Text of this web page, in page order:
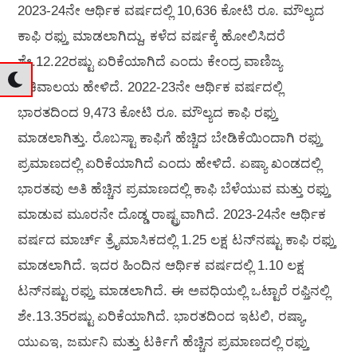
2023-24ನೇ ಆರ್ಥಿಕ ವರ್ಷದಲ್ಲಿ 10,636 ಕೋಟಿ ರೂ. ಮೌಲ್ಯದ
ಕಾಫಿ ರಫ್ತು ಮಾಡಲಾಗಿದ್ದು, ಕಳೆದ ವರ್ಷಕ್ಕೆ ಹೋಲಿಸಿದರೆ
ಶೇ.12.22ರಷ್ಟು ಏರಿಕೆಯಾಗಿದೆ ಎಂದು ಕೇಂದ್ರ ವಾಣಿಜ್ಯ
ಸಚಿವಾಲಯ ಹೇಳಿದೆ. 2022-23ನೇ ಆರ್ಥಿಕ ವರ್ಷದಲ್ಲಿ
ಭಾರತದಿಂದ 9,473 ಕೋಟಿ ರೂ. ಮೌಲ್ಯದ ಕಾಫಿ ರಫ್ತು
ಮಾಡಲಾಗಿತ್ತು. ರೊಬಸ್ಟಾ ಕಾಫಿಗೆ ಹೆಚ್ಚಿದ ಬೇಡಿಕೆಯಿಂದಾಗಿ ರಫ್ತು
ಪ್ರಮಾಣದಲ್ಲಿ ಏರಿಕೆಯಾಗಿದೆ ಎಂದು ಹೇಳಿದೆ. ಏಷ್ಯಾ ಖಂಡದಲ್ಲಿ
ಭಾರತವು ಅತಿ ಹೆಚ್ಚಿನ ಪ್ರಮಾಣದಲ್ಲಿ ಕಾಫಿ ಬೆಳೆಯುವ ಮತ್ತು ರಫ್ತು
ಮಾಡುವ ಮೂರನೇ ದೊಡ್ಡ ರಾಷ್ಟ್ರವಾಗಿದೆ. 2023-24ನೇ ಆರ್ಥಿಕ
ವರ್ಷದ ಮಾರ್ಚ್ ತ್ರೈಮಾಸಿಕದಲ್ಲಿ 1.25 ಲಕ್ಷ ಟನ್‌ನಷ್ಟು ಕಾಫಿ ರಫ್ತು
ಮಾಡಲಾಗಿದೆ. ಇದರ ಹಿಂದಿನ ಆರ್ಥಿಕ ವರ್ಷದಲ್ಲಿ 1.10 ಲಕ್ಷ
ಟನ್‌ನಷ್ಟು ರಫ್ತು ಮಾಡಲಾಗಿದೆ. ಈ ಅವಧಿಯಲ್ಲಿ ಒಟ್ಟಾರೆ ರಫ್ತಿನಲ್ಲಿ
ಶೇ.13.35ರಷ್ಟು ಏರಿಕೆಯಾಗಿದೆ. ಭಾರತದಿಂದ ಇಟಲಿ, ರಷ್ಯಾ,
ಯುಎಇ, ಜರ್ಮನಿ ಮತ್ತು ಟರ್ಕಿಗೆ ಹೆಚ್ಚಿನ ಪ್ರಮಾಣದಲ್ಲಿ ರಫ್ತು